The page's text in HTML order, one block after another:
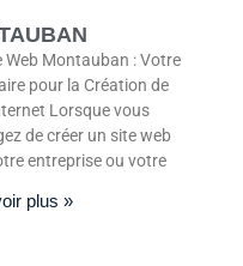
Web Montauban : Votre
pour la Création de
Lorsque vous
de créer un site web
entreprise ou votre
plus »